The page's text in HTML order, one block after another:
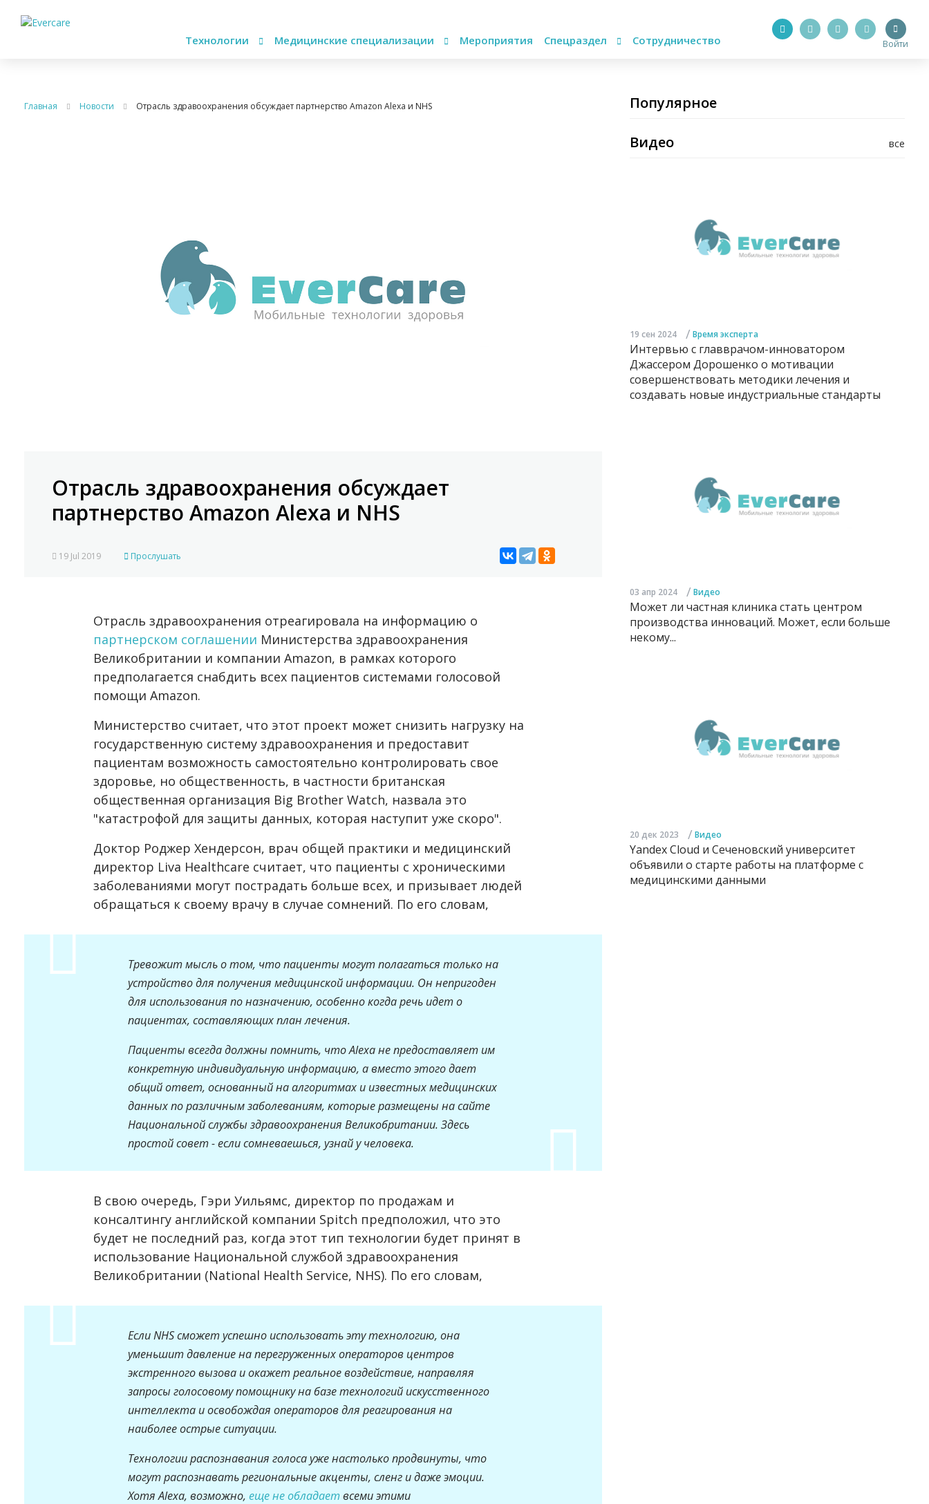
Технологии Медицинские специализации Мероприятия Спецраздел Сотрудничество Войти
Главная Новости Отрасль здравоохранения обсуждает партнерство Amazon Alexa и NHS
Отрасль здравоохранения обсуждает
партнерство Amazon Alexa и NHS
19 Jul 2019 Прослушать
Отрасль здравоохранения отреагировала на информацию о
партнерском соглашении Министерства здравоохранения
Великобритании и компании Amazon, в рамках которого
предполагается снабдить всех пациентов системами голосовой
помощи Amazon.
Министерство считает, что этот проект может снизить нагрузку на
государственную систему здравоохранения и предоставит
пациентам возможность самостоятельно контролировать свое
здоровье, но общественность, в частности британская
общественная организация Big Brother Watch, назвала это
"катастрофой для защиты данных, которая наступит уже скоро".
Доктор Роджер Хендерсон, врач общей практики и медицинский
директор Liva Healthcare считает, что пациенты с хроническими
заболеваниями могут пострадать больше всех, и призывает людей
обращаться к своему врачу в случае сомнений. По его словам,
Тревожит мысль о том, что пациенты могут полагаться только на
устройство для получения медицинской информации. Он непригоден
для использования по назначению, особенно когда речь идет о
пациентах, составляющих план лечения.
Пациенты всегда должны помнить, что Alexa не предоставляет им
конкретную индивидуальную информацию, а вместо этого дает
общий ответ, основанный на алгоритмах и известных медицинских
данных по различным заболеваниям, которые размещены на сайте
Национальной службы здравоохранения Великобритании. Здесь
простой совет - если сомневаешься, узнай у человека.
В свою очередь, Гэри Уильямс, директор по продажам и
консалтингу английской компании Spitch предположил, что это
будет не последний раз, когда этот тип технологии будет принят в
использование Национальной службой здравоохранения
Великобритании (National Health Service, NHS). По его словам,
Если NHS сможет успешно использовать эту технологию, она
уменьшит давление на перегруженных операторов центров
экстренного вызова и окажет реальное воздействие, направляя
запросы голосовому помощнику на базе технологий искусственного
интеллекта и освобождая операторов для реагирования на
наиболее острые ситуации.
Технологии распознавания голоса уже настолько продвинуты, что
могут распознавать региональные акценты, сленг и даже эмоции.
Хотя Alexa, возможно, еще не обладаетвсеми этими
Популярное
все
Видео
19 сен 2024 / Время эксперта
Интервью с главврачом-инноватором
Джассером Дорошенко о мотивации
совершенствовать методики лечения и
создавать новые индустриальные стандарты
03 апр 2024 / Видео
Может ли частная клиника стать центром
производства инноваций. Может, если больше
некому...
20 дек 2023 / Видео
Yandex Cloud и Сеченовский университет
объявили о старте работы на платформе с
медицинскими данными